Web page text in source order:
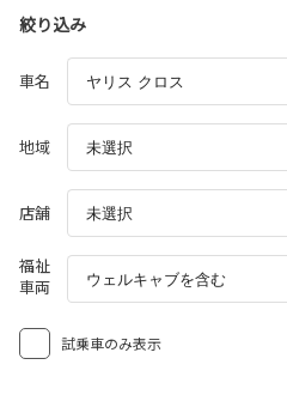
絞り込み
車名
地域
店舗
福祉
車両
試乗車のみ表示